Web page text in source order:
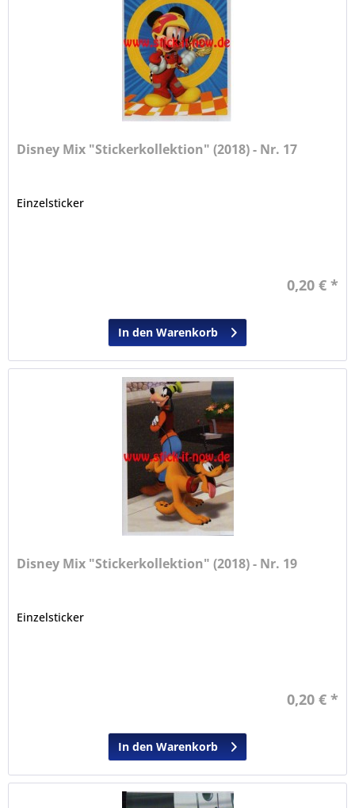
Disney Mix "Stickerkollektion" (2018) - Nr. 17
Einzelsticker
0,20 € *
In den Warenkorb
Disney Mix "Stickerkollektion" (2018) - Nr. 19
Einzelsticker
0,20 € *
In den Warenkorb